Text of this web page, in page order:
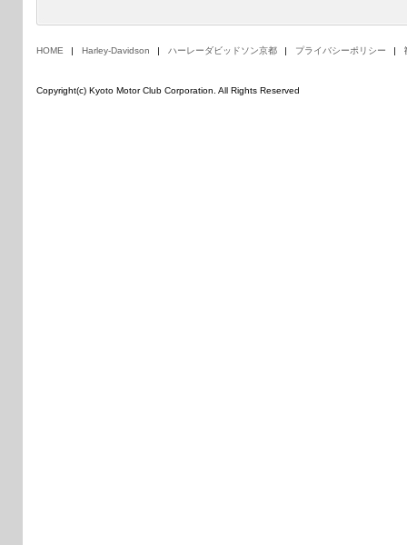
HOME Harley-Davidson ハーレーダビッドソン京都 プライバシーポリシー
Copyright(c) Kyoto Motor Club Corporation. All Rights Reserved